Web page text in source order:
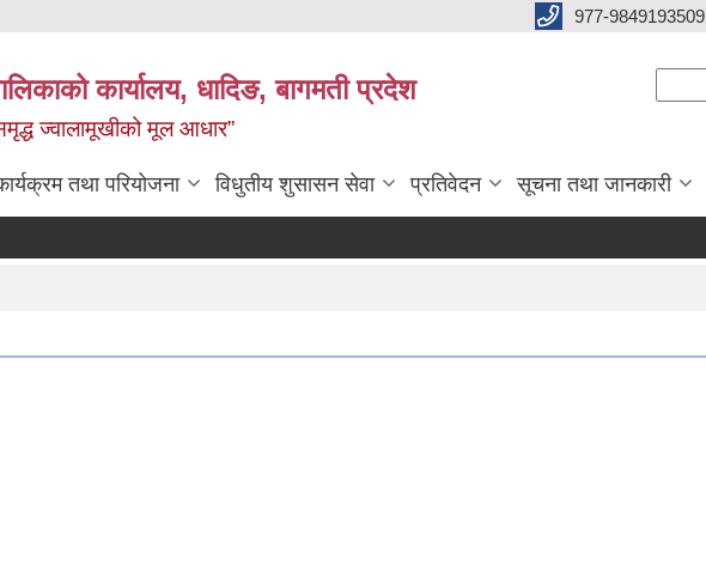
977-9849193509
कार्यालय, धादिङ, बागमती प्रदेश
ज्वालामूखीको मूल आधार”
तथा परियोजना विधुतीय शुसासन सेवा प्रतिवेदन सूचना तथा जानकारी